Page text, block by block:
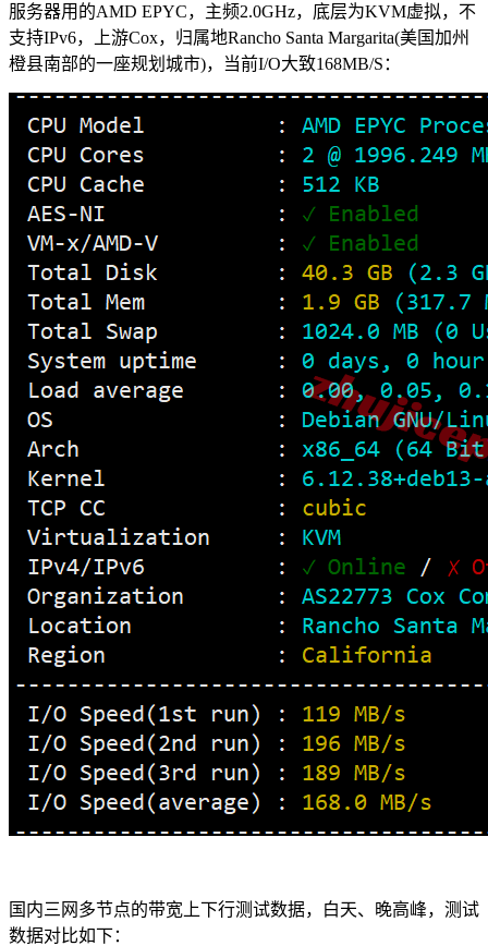
服务器用的AMD EPYC，主频2.0GHz，底层为KVM虚拟，不
支持IPv6，上游Cox，归属地Rancho Santa Margarita(美国加州
橙县南部‌的一座规划城市)，当前I/O大致168MB/S：
国内三网多节点的带宽上下行测试数据，白天、晚高峰，测试
数据对比如下：